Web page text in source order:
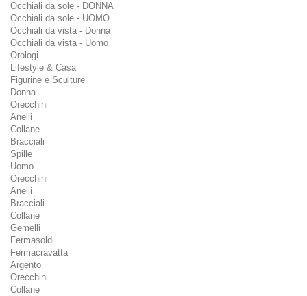
Occhiali da sole - DONNA
Occhiali da sole - UOMO
Occhiali da vista - Donna
Occhiali da vista - Uomo
Orologi
Lifestyle & Casa
Figurine e Sculture
Donna
Orecchini
Anelli
Collane
Bracciali
Spille
Uomo
Orecchini
Anelli
Bracciali
Collane
Gemelli
Fermasoldi
Fermacravatta
Argento
Orecchini
Collane